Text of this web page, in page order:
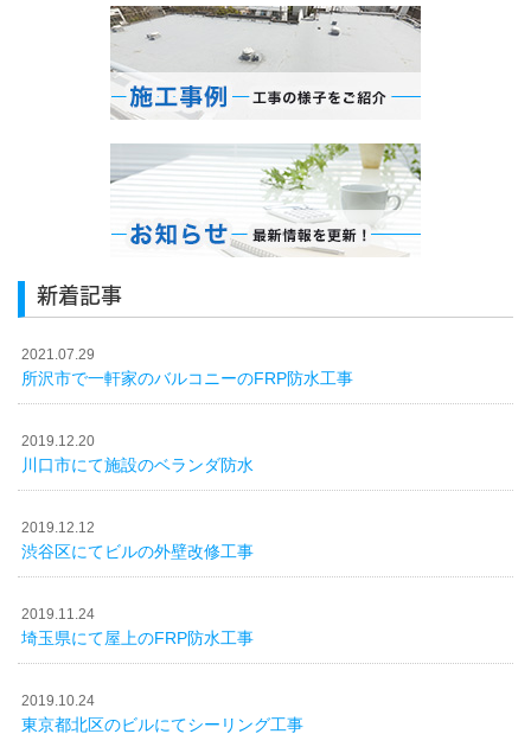
新着記事
2021.07.29
所沢市で一軒家のバルコニーのFRP防水工事
2019.12.20
川口市にて施設のベランダ防水
2019.12.12
渋谷区にてビルの外壁改修工事
2019.11.24
埼玉県にて屋上のFRP防水工事
2019.10.24
東京都北区のビルにてシーリング工事